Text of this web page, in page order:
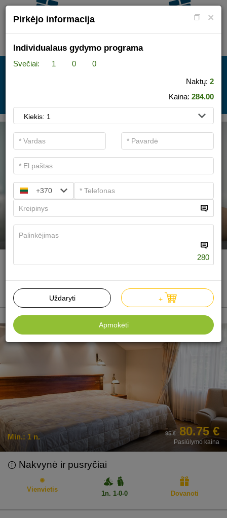
Min.: 2 n. 284 €
Individualaus gydymo programa
Dovanoti
Vienvietis
2n. 1-0-0
Min.: 1 n. 95 €80.75 €
Pasiūlymo kaina
Nakvynė ir pusryčiai
Dovanoti
Vienvietis
1n. 1-0-0
×
Pirkėjo informacija
Individualaus gydymo programa
Svečiai: 1 0 0
Naktų: 2
Kaina: 284.00
+370
280
Uždaryti +
Apmokėti